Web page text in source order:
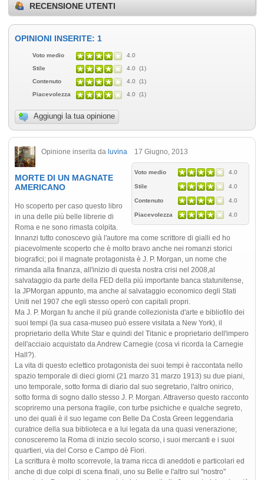
RECENSIONE UTENTI
OPINIONI INSERITE: 1
Voto medio
4.0
Stile
4.0 (1)
Contenuto
4.0 (1)
Piacevolezza
4.0 (1)
Aggiungi la tua opinione
Opinione inserita da luvina 17 Giugno, 2013
Voto medio 4.0
Stile 4.0
Contenuto 4.0
Piacevolezza 4.0
MORTE DI UN MAGNATE
AMERICANO
Ho scoperto per caso questo libro
in una delle più belle librerie di
Roma e ne sono rimasta colpita.
Innanzi tutto conoscevo già l'autore ma come scrittore di gialli ed ho
piacevolmente scoperto che è molto bravo anche nei romanzi storici
biografici; poi il magnate protagonista è J. P. Morgan, un nome che
rimanda alla finanza, all'inizio di questa nostra crisi nel 2008,al
salvataggio da parte della FED della più importante banca statunitense,
la JPMorgan appunto, ma anche al salvataggio economico degli Stati
Uniti nel 1907 che egli stesso operò con capitali propri.
Ma J. P. Morgan fu anche il più grande collezionista d'arte e bibliofilo dei
suoi tempi (la sua casa-museo può essere visitata a New York), il
proprietario della White Star e quindi del Titanic e proprietario dell'impero
dell'acciaio acquistato da Andrew Carnegie (cosa vi ricorda la Carnegie
Hall?).
La vita di questo eclettico protagonista dei suoi tempi è raccontata nello
spazio temporale di dieci giorni (21 marzo 31 marzo 1913) su due piani,
uno temporale, sotto forma di diario dal suo segretario, l'altro onirico,
sotto forma di sogno dallo stesso J. P. Morgan. Attraverso questo racconto
scopriremo una persona fragile, con turbe psichiche e qualche segreto,
uno dei quali è il suo legame con Belle Da Costa Green leggendaria
curatrice della sua biblioteca e a lui legata da una quasi venerazione;
conosceremo la Roma di inizio secolo scorso, i suoi mercanti e i suoi
quartieri, via del Corso e Campo dè Fiori.
La scrittura è molto scorrevole, la trama ricca di aneddoti e particolari ed
anche di due colpi di scena finali, uno su Belle e l'altro sul "nostro"